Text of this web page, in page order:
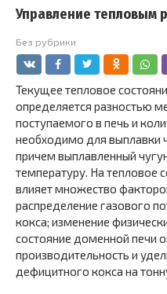
Управление тепловым
Без рубрики
Текущее тепловое
определяется разностью
поступаемого в печь и
необходимо для выплавки
причем выплавленный
температуру. На тепловое
влияет множество
распределение газового
кокса; изменение
состояние доменной печи
производительность и
дефицитного кокса на